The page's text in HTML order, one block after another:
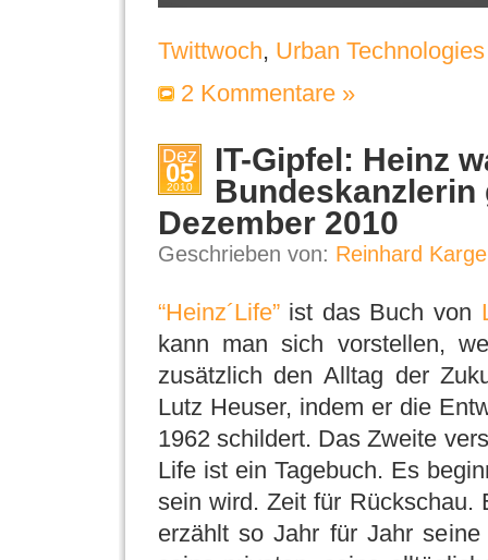
Twittwoch, Urban Technologies
2 Kommentare »
Dez
05
2010
IT-Gipfel: Heinz
Bundeskanzlerin
Dezember 2010
Geschrieben von: Reinhard
“Heinz´Life”ist das Buch von
kann man sich vorstellen,
zusätzlich den Alltag der
Lutz Heuser, indem er die
1962 schildert. Das Zweite
Life ist ein Tagebuch. Es
sein wird. Zeit für Rückschau.
erzählt so Jahr für Jahr